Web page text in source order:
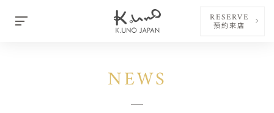
RESERVE
預約來店
NEWS